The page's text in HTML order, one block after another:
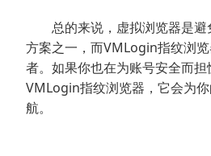
总的来说，虚拟浏览器是避
方案之一，而VMLogin指纹浏
者。如果你也在为账号安全而
VMLogin指纹浏览器，它会为
航。